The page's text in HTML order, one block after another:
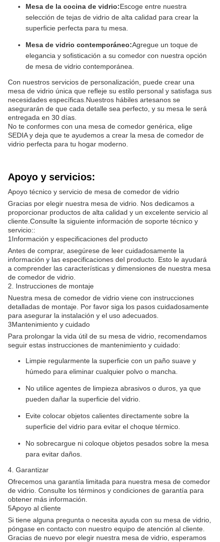
Mesa de la cocina de vidrio:Escoge entre nuestra
selección de tejas de vidrio de alta calidad para crear la
superficie perfecta para tu mesa.
Mesa de vidrio contemporáneo:Agregue un toque de
elegancia y sofisticación a su comedor con nuestra opción
de mesa de vidrio contemporánea.
Con nuestros servicios de personalización, puede crear una
mesa de vidrio única que refleje su estilo personal y satisfaga sus
necesidades específicas.Nuestros hábiles artesanos se
asegurarán de que cada detalle sea perfecto, y su mesa le será
entregada en 30 días.
No te conformes con una mesa de comedor genérica, elige
SEDIA y deja que te ayudemos a crear la mesa de comedor de
vidrio perfecta para tu hogar moderno.
Apoyo y servicios:
Apoyo técnico y servicio de mesa de comedor de vidrio
Gracias por elegir nuestra mesa de vidrio. Nos dedicamos a
proporcionar productos de alta calidad y un excelente servicio al
cliente.Consulte la siguiente información de soporte técnico y
servicio::
1Información y especificaciones del producto
Antes de comprar, asegúrese de leer cuidadosamente la
información y las especificaciones del producto. Esto le ayudará
a comprender las características y dimensiones de nuestra mesa
de comedor de vidrio.
2. Instrucciones de montaje
Nuestra mesa de comedor de vidrio viene con instrucciones
detalladas de montaje. Por favor siga los pasos cuidadosamente
para asegurar la instalación y el uso adecuados.
3Mantenimiento y cuidado
Para prolongar la vida útil de su mesa de vidrio, recomendamos
seguir estas instrucciones de mantenimiento y cuidado:
Limpie regularmente la superficie con un paño suave y
húmedo para eliminar cualquier polvo o mancha.
No utilice agentes de limpieza abrasivos o duros, ya que
pueden dañar la superficie del vidrio.
Evite colocar objetos calientes directamente sobre la
superficie del vidrio para evitar el choque térmico.
No sobrecargue ni coloque objetos pesados sobre la mesa
para evitar daños.
4. Garantizar
Ofrecemos una garantía limitada para nuestra mesa de comedor
de vidrio. Consulte los términos y condiciones de garantía para
obtener más información.
5Apoyo al cliente
Si tiene alguna pregunta o necesita ayuda con su mesa de vidrio,
póngase en contacto con nuestro equipo de atención al cliente.
Gracias de nuevo por elegir nuestra mesa de vidrio, esperamos